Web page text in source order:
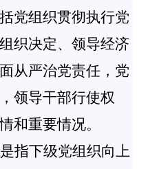
党组织贯彻执行党
织决定、领导经济
从严治党责任，党
领导干部行使权
和重要情况。
指下级党组织向上